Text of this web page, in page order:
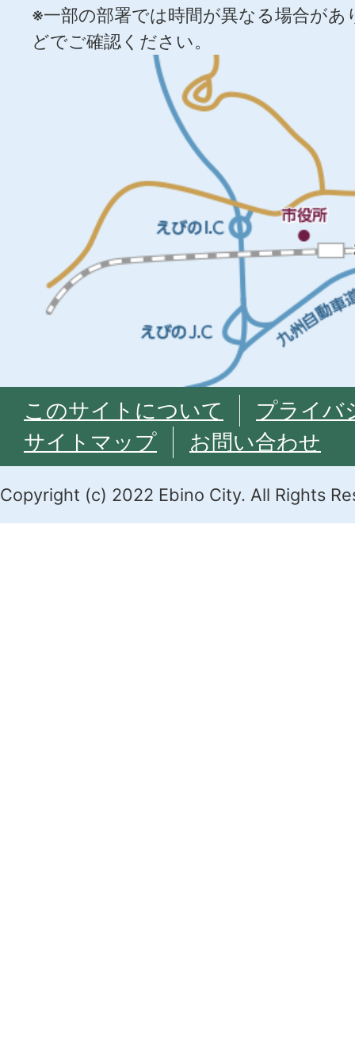
※一部の部署では時間が異なる場合が
どでご確認ください。
このサイトについて
プライバ
サイトマップ
お問い合わせ
Copyright (c) 2022 Ebino City. All Rights